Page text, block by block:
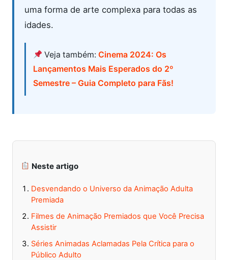
uma forma de arte complexa para todas as
idades.
Veja também:Cinema 2024: Os
Lançamentos Mais Esperados do 2º
Semestre – Guia Completo para Fãs!
Neste artigo
Desvendando o Universo da Animação Adulta
Premiada
Filmes de Animação Premiados que Você Precisa
Assistir
Séries Animadas Aclamadas Pela Crítica para o
Público Adulto